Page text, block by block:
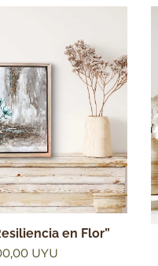
en Flor”
UYU